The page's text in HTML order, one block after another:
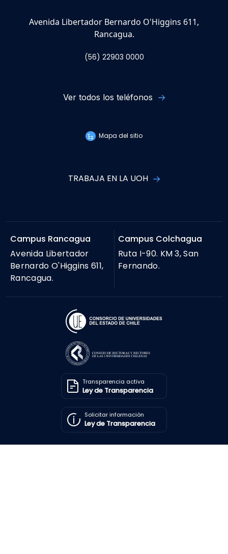
Avenida Libertador Bernardo O'Higgins 611,
Rancagua.
(56) 22903 0000
Ver todos los teléfonos
Mapa del sitio
TRABAJA EN LA UOH
Campus Rancagua
Avenida Libertador
Bernardo O'Higgins 611,
Rancagua.
Campus Colchagua
Ruta I-90. KM 3, San
Fernando.
Transparencia activa
Ley de Transparencia
Solicitar información
Ley de Transparencia